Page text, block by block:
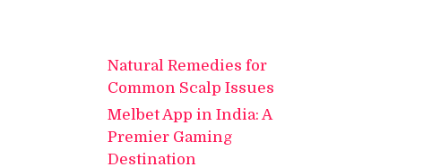
Natural Remedies for
Common Scalp Issues
Melbet App in India: A
Premier Gaming
Destination